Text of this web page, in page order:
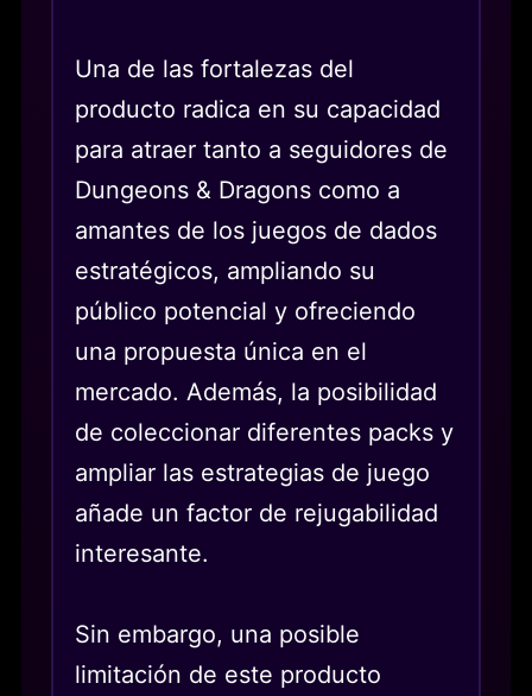
Una de las fortalezas del
producto radica en su capacidad
para atraer tanto a seguidores de
Dungeons & Dragons como a
amantes de los juegos de dados
estratégicos, ampliando su
público potencial y ofreciendo
una propuesta única en el
mercado. Además, la posibilidad
de coleccionar diferentes packs y
ampliar las estrategias de juego
añade un factor de rejugabilidad
interesante.
Sin embargo, una posible
limitación de este producto